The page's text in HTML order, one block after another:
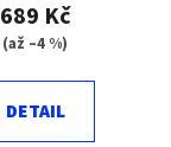
689 Kč
(až –4 %)
DETAIL